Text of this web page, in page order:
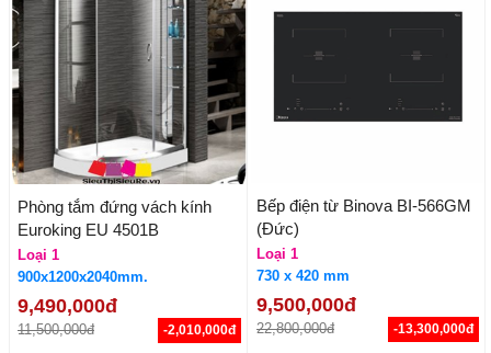
Phòng tắm đứng vách kính
Euroking EU 4501B
Loại 1
900x1200x2040mm.
9,490,000đ
11,500,000đ -2,010,000đ
Bếp điện từ Binova BI-566GM
(Đức)
Loại 1
730 x 420 mm
9,500,000đ
22,800,000đ -13,300,000đ